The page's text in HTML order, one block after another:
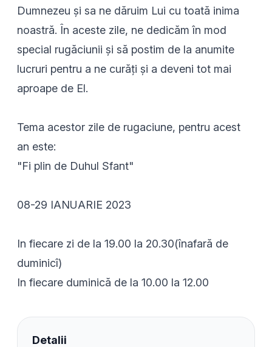
Dumnezeu și sa ne dăruim Lui cu toată inima
noastră. În aceste zile, ne dedicăm în mod
special rugăciunii și să postim de la anumite
lucruri pentru a ne curăți și a deveni tot mai
aproape de El.
Tema acestor zile de rugaciune, pentru acest
an este:
"Fi plin de Duhul Sfant"
08-29 IANUARIE 2023
In fiecare zi de la 19.00 la 20.30(înafară de
duminicî)
In fiecare duminică de la 10.00 la 12.00
Detalii